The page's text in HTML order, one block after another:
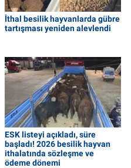
İthal besilik hayvanlarda gübre
tartışması yeniden alevlendi
ESK listeyi açıkladı, süre
başladı! 2026 besilik hayvan
ithalatında sözleşme ve
ödeme dönemi